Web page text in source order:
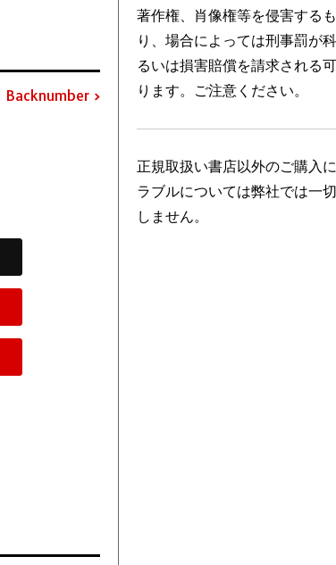
Backnumber
著作権、肖像権等を侵害する
り、場合によっては刑事罰が
るいは損害賠償を請求される
ります。ご注意ください。
正規取扱い書店以外のご購入
ラブルについては弊社では一
しません。